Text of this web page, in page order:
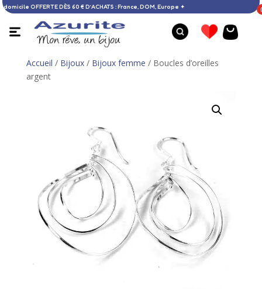
à domicile OFFERTE DÈS 60 € D’ACHATS : France, DOM, Europe ✦
Accueil / Bijoux/ Bijoux femme / Boucles d’oreilles
argent
Boucles d'oreilles larimar